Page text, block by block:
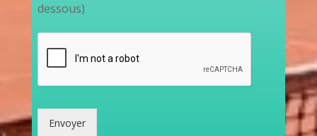
dessous)
Envoyer